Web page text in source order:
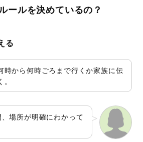
ールを決めているの？
る
時から何時ごろまで行くか家族に伝
場所が明確にわかって